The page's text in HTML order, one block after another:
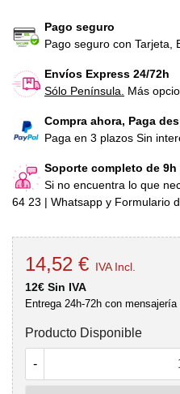
Pago seguro
Pago seguro con Tarjeta,
Envíos Express 24/72h
Sólo Península.
Más
Compra ahora, Paga
Paga en 3 plazos Sin
Soporte completo de 9h
Si no encuentra lo que
64 23 | Whatsapp y Formulario
14,52 € IVA Incl.
12€ Sin IVA
Entrega 24h-72h con
Producto Disponible
-